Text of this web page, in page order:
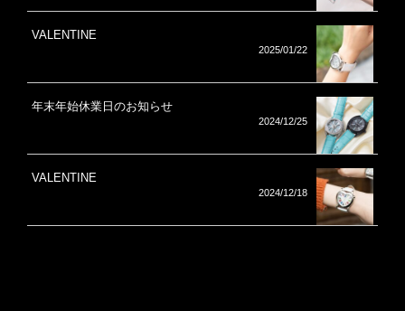
VALENTINE
2025/01/22
年末年始休業日のお知らせ
2024/12/25
VALENTINE
2024/12/18